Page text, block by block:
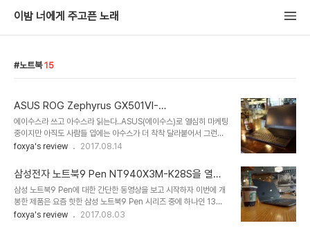
이밤 너에게 주고픈 노래
노트북 15
ASUS ROG Zephyrus GX501VI-
GZ027T/GTX1080/MAX-Q
에이수스라 쓰고 아수스라 읽는다..ASUS(에이수스)로 열심히 마케팅
중이지만 아직도 사람들 입에는 아수스가 더 착착 달라붙어서 그런지
.. 쉐보레도 처음에 하도 시보레 그래서 익숙했지만 결국 바뀌니까..언
릴 제품은 완전 괴물같은 에이수스 로그 제피러스 제품입니다.(아따
길다) 정식 명칭은 GX501VI-GZ027T 이고요게이밍 제품답게 고
급진 성능과 멋진 디자인을 뽐내고 있네요 조명과 어울린 멋진 외관
~15.6인치임에도 불구하고그리고 게이밍의 특성상 무겁게 느껴질듯
한 지포스 GTX1080이 탑재되어있음에도 불구하고2키로가 약간 넘
foxya's review 2017.08.14
삼성전자 노트북9 Pen NT940X3M-K28S을 열어
보자
삼성 노트북9 Pen에 대한 간단한 동영상을 보고 시작하자 이번에 개
봉한 제품은 요즘 핫한 삼성 노트북9 Pen 시리즈 중에 하나인 13인
치 모델 NT940X3M-K28S 이다 기본적인 스펙은 이렇다. 펜티엄
foxya's review 2017.08.03